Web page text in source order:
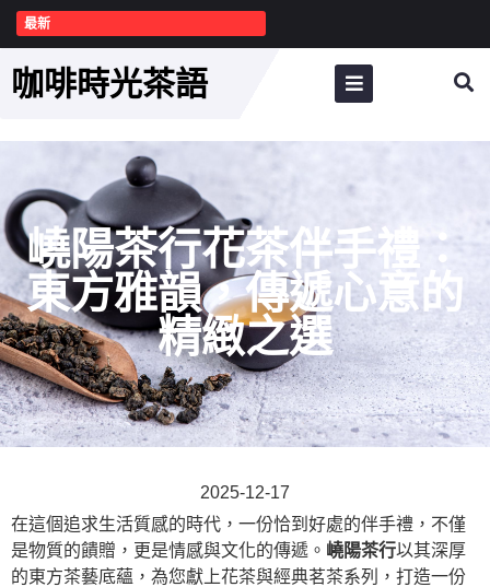
最新
咖啡時光茶語
嶢陽茶行花茶伴手禮：
東方雅韻，傳遞心意的
精緻之選
2025-12-17
在這個追求生活質感的時代，一份恰到好處的伴手禮，不僅
是物質的饋贈，更是情感與文化的傳遞。 嶢陽茶行以其深厚
的東方茶藝底蘊，為您獻上花茶與經典茗茶系列，打造一份